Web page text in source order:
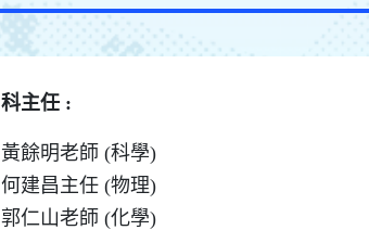
科主任 :
黃餘明老師 (科學)
何建昌主任 (物理)
郭仁山老師 (化學)